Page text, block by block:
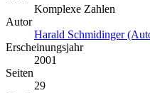
Komplexe Zahlen
Autor
Harald Schmidinger
Erscheinungsjahr
2001
Seiten
29